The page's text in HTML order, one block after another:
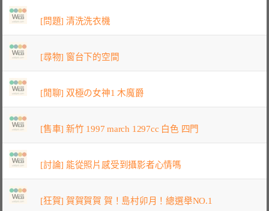
[問題] 清洗洗衣機
[尋物] 窗台下的空間
[閒聊] 双極の女神1 木魔爵
[售車] 新竹 1997 march 1297cc 白色 四門
[討論] 能從照片感受到攝影者心情嗎
[狂賀] 賀賀賀賀 賀！島村卯月！總選舉NO.1